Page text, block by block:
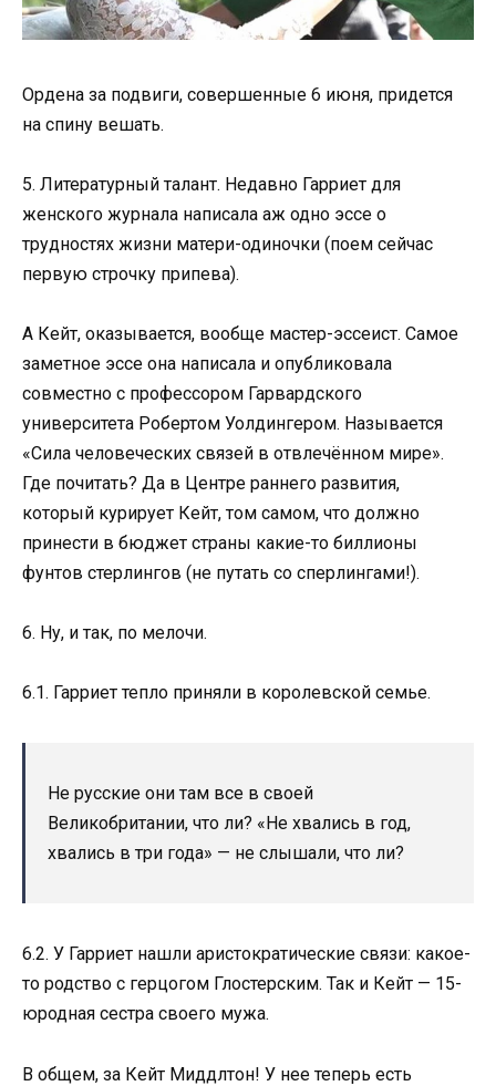
Ордена за подвиги, совершенные 6 июня, придется
на спину вешать.
5. Литературный талант. Недавно Гарриет для
женского журнала написала аж одно эссе о
трудностях жизни матери-одиночки (поем сейчас
первую строчку припева).
А Кейт, оказывается, вообще мастер-эссеист. Самое
заметное эссе она написала и опубликовала
совместно с профессором Гарвардского
университета Робертом Уолдингером. Называется
«Сила человеческих связей в отвлечённом мире».
Где почитать? Да в Центре раннего развития,
который курирует Кейт, том самом, что должно
принести в бюджет страны какие-то биллионы
фунтов стерлингов (не путать со сперлингами!).
6. Ну, и так, по мелочи.
6.1. Гарриет тепло приняли в королевской семье.
Не русские они там все в своей
Великобритании, что ли? «Не хвались в год,
хвались в три года» — не слышали, что ли?
6.2. У Гарриет нашли аристократические связи: какое-
то родство с герцогом Глостерским. Так и Кейт — 15-
юродная сестра своего мужа.
В общем, за Кейт Миддлтон! У нее теперь есть